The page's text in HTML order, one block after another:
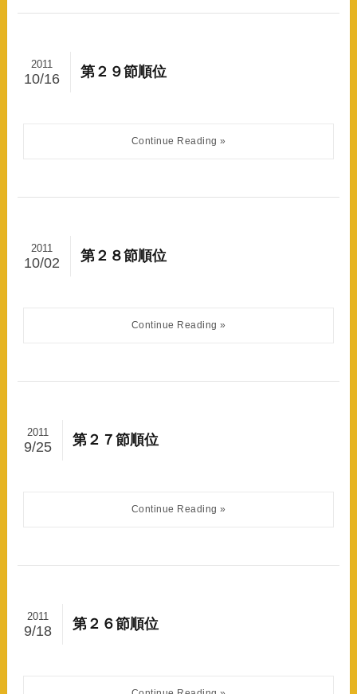
第２９節順位
2011
10/16
第２８節順位
2011
10/02
第２７節順位
2011
9/25
第２６節順位
2011
9/18